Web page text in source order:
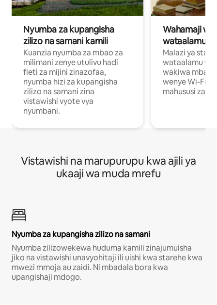
Nyumba za kupangisha
zilizo na samani kamili
Kuanzia nyumba za mbao za
milimani zenye utulivu hadi
fleti za mijini zinazofaa,
nyumba hizi za kupangisha
zilizo na samani zina
vistawishi vyote vya
nyumbani.
Wahamaji
wataalamu
Malazi ya
wataalamu
wakiwa mbali
wenye Wi-Fi
mahususi za
Vistawishi na marupurupu kwa ajili ya
ukaaji wa muda mrefu
Nyumba za kupangisha zilizo na samani
Nyumba zilizowekewa huduma kamili zinajumuisha
jiko na vistawishi unavyohitaji ili uishi kwa starehe kwa
mwezi mmoja au zaidi. Ni mbadala bora kwa
upangishaji mdogo.